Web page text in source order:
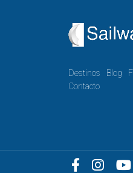
Destinos Blog
Contacto